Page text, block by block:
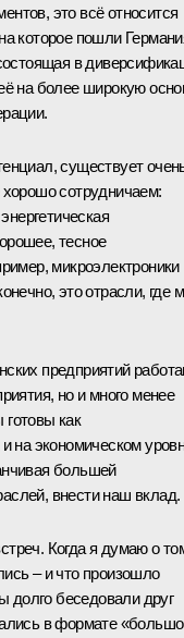
это всё относится
которое пошли
в
на более широкую
существует
сотрудничаем:
тесное
микроэлектроники
это отрасли, где
предприятий
но и много менее
как
на экономическом
большей
внести наш вклад.
Когда я думаю о
– и что произошло
долго беседовали друг
в формате